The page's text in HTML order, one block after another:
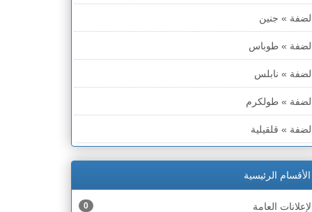
» جنين
» طوباس
» نابلس
» طولكرم
» قلقيلية
الضفة » رام الله والبيره
الأقسام الرئيسية
العامة 0